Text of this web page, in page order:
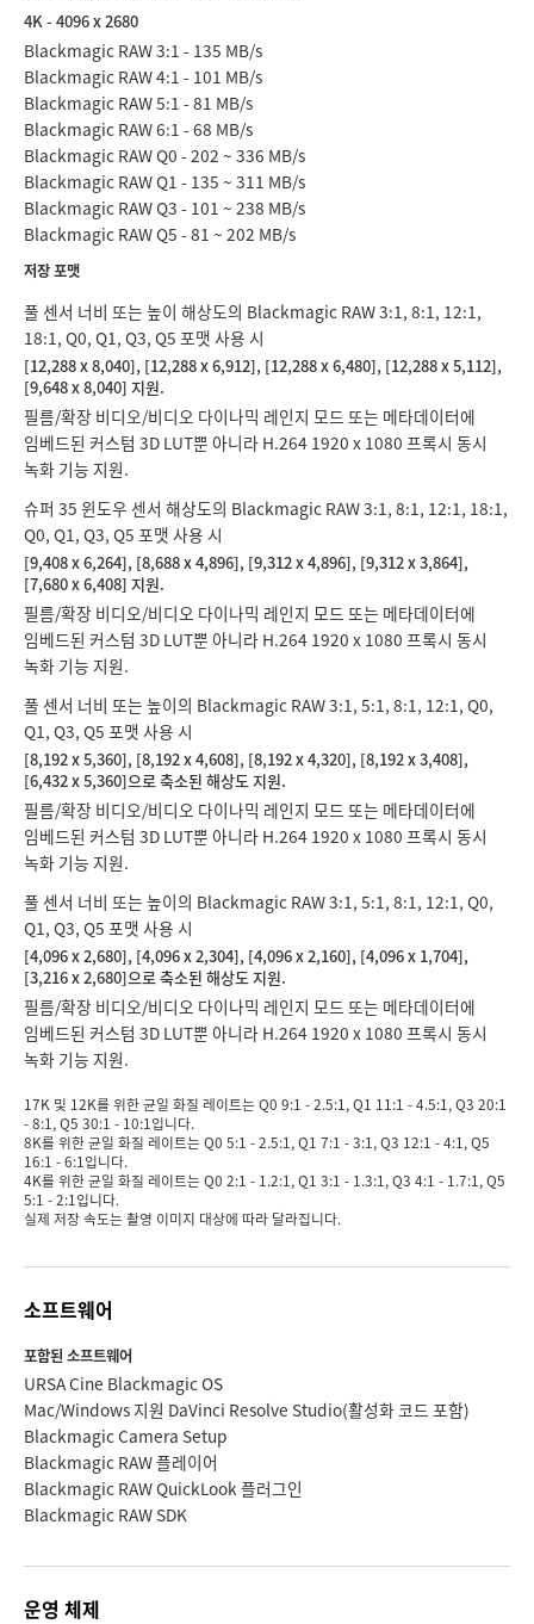
4K - 4096 x 2680
Blackmagic RAW 3:1 - 135 MB/s
Blackmagic RAW 4:1 - 101 MB/s
Blackmagic RAW 5:1 - 81 MB/s
Blackmagic RAW 6:1 - 68 MB/s
Blackmagic RAW Q0 - 202 ~ 336 MB/s
Blackmagic RAW Q1 - 135 ~ 311 MB/s
Blackmagic RAW Q3 - 101 ~ 238 MB/s
Blackmagic RAW Q5 - 81 ~ 202 MB/s
저장 포맷
풀 센서 너비 또는 높이 해상도의 Blackmagic RAW 3:1, 8:1, 12:1,
18:1, Q0, Q1, Q3, Q5 포맷 사용 시
[12,288 x 8,040], [12,288 x 6,912], [12,288 x 6,480], [12,288 x 5,112],
[9,648 x 8,040] 지원.
필름/확장 비디오/비디오 다이나믹 레인지 모드 또는 메타데이터에
임베드된 커스텀 3D LUT뿐 아니라 H.264 1920 x 1080 프록시 동시
녹화 기능 지원.
슈퍼 35 윈도우 센서 해상도의 Blackmagic RAW 3:1, 8:1, 12:1, 18:1,
Q0, Q1, Q3, Q5 포맷 사용 시
[9,408 x 6,264], [8,688 x 4,896], [9,312 x 4,896], [9,312 x 3,864],
[7,680 x 6,408] 지원.
필름/확장 비디오/비디오 다이나믹 레인지 모드 또는 메타데이터에
임베드된 커스텀 3D LUT뿐 아니라 H.264 1920 x 1080 프록시 동시
녹화 기능 지원.
풀 센서 너비 또는 높이의 Blackmagic RAW 3:1, 5:1, 8:1, 12:1, Q0,
Q1, Q3, Q5 포맷 사용 시
[8,192 x 5,360], [8,192 x 4,608], [8,192 x 4,320], [8,192 x 3,408],
[6,432 x 5,360]으로 축소된 해상도 지원.
필름/확장 비디오/비디오 다이나믹 레인지 모드 또는 메타데이터에
임베드된 커스텀 3D LUT뿐 아니라 H.264 1920 x 1080 프록시 동시
녹화 기능 지원.
풀 센서 너비 또는 높이의 Blackmagic RAW 3:1, 5:1, 8:1, 12:1, Q0,
Q1, Q3, Q5 포맷 사용 시
[4,096 x 2,680], [4,096 x 2,304], [4,096 x 2,160], [4,096 x 1,704],
[3,216 x 2,680]으로 축소된 해상도 지원.
필름/확장 비디오/비디오 다이나믹 레인지 모드 또는 메타데이터에
임베드된 커스텀 3D LUT뿐 아니라 H.264 1920 x 1080 프록시 동시
녹화 기능 지원.
17K 및 12K를 위한 균일 화질 레이트는 Q0 9:1 - 2.5:1, Q1 11:1 - 4.5:1, Q3 20:1
- 8:1, Q5 30:1 - 10:1입니다.
8K를 위한 균일 화질 레이트는 Q0 5:1 - 2.5:1, Q1 7:1 - 3:1, Q3 12:1 - 4:1, Q5
16:1 ‑ 6:1입니다.
4K를 위한 균일 화질 레이트는 Q0 2:1 - 1.2:1, Q1 3:1 - 1.3:1, Q3 4:1 - 1.7:1, Q5
5:1 ‑ 2:1입니다.
실제 저장 속도는 촬영 이미지 대상에 따라 달라집니다.
소프트웨어
포함된 소프트웨어
URSA Cine Blackmagic OS
Mac/Windows 지원 DaVinci Resolve Studio(활성화 코드 포함)
Blackmagic Camera Setup
Blackmagic RAW 플레이어
Blackmagic RAW QuickLook 플러그인
Blackmagic RAW SDK
운영 체제